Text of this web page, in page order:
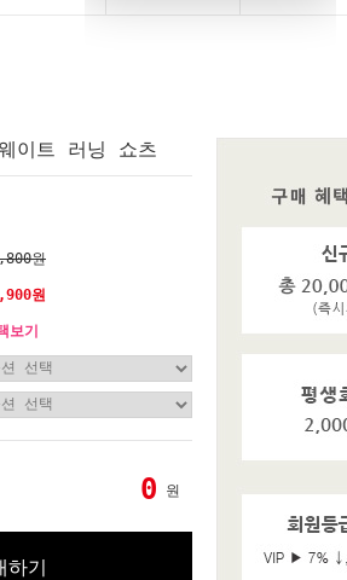
이트 러닝 쇼츠
원
원
보기
0 원
하기